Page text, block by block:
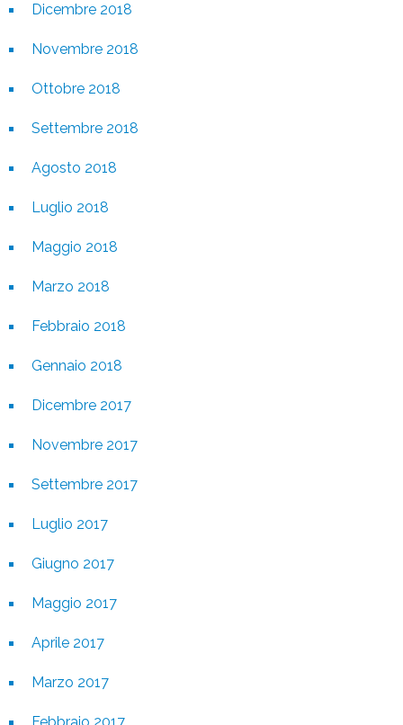
Dicembre 2018
Novembre 2018
Ottobre 2018
Settembre 2018
Agosto 2018
Luglio 2018
Maggio 2018
Marzo 2018
Febbraio 2018
Gennaio 2018
Dicembre 2017
Novembre 2017
Settembre 2017
Luglio 2017
Giugno 2017
Maggio 2017
Aprile 2017
Marzo 2017